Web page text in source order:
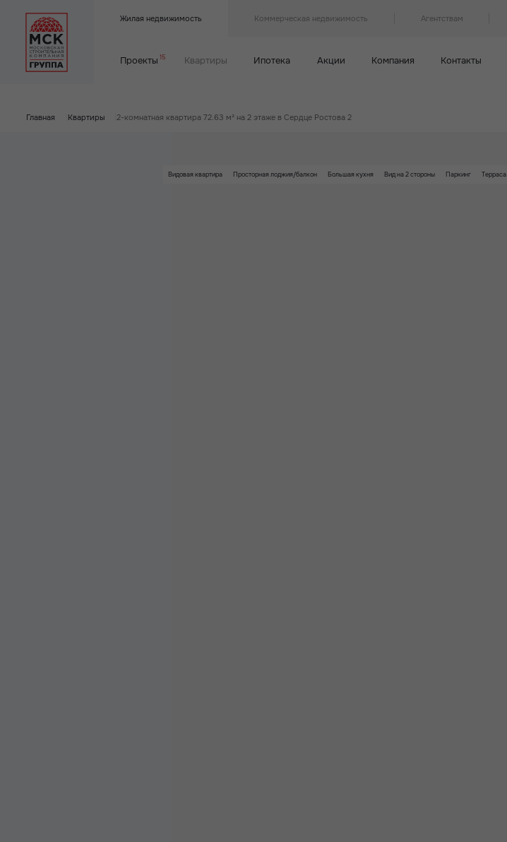
Жилая недвижимость Коммерческая недвижимость Агентствам
Проекты 15 Квартиры Ипотека Акции Компания Контакты
Главная Квартиры 2-комнатная квартира 72.63 м² на 2 этаже в Сердце Ростова 2
Видовая квартира Просторная лоджия/балкон Большая кухня Вид на 2 стороны Паркинг Терраса